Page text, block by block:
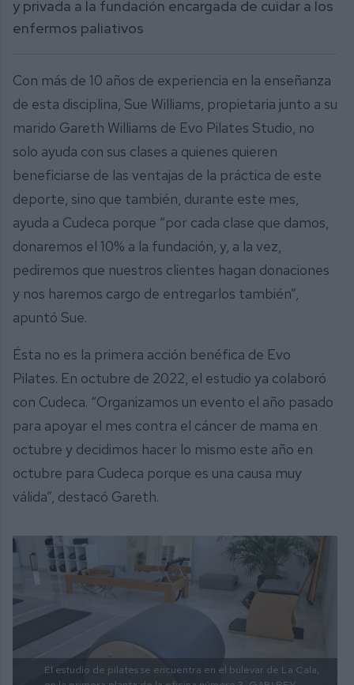
y privada a la fundación encargada de cuidar a los
enfermos paliativos
Con más de 10 años de experiencia en la enseñanza
de esta disciplina, Sue Williams, propietaria junto a su
marido Gareth Williams de Evo Pilates Studio, no
solo ayuda con sus clases a quienes quieren
beneficiarse de las ventajas de la práctica de este
deporte, sino que también, durante este mes,
ayuda a Cudeca porque “por cada clase que damos,
donaremos el 10% a la fundación, y, a la vez,
pediremos que nuestros clientes hagan donaciones
y nos haremos cargo de entregarlos también”,
apuntó Sue.
Ésta no es la primera acción benéfica de Evo
Pilates. En octubre de 2022, el estudio ya colaboró
con Cudeca. “Organizamos un evento el año pasado
para apoyar el mes contra el cáncer de mama en
octubre y decidimos hacer lo mismo este año en
octubre para Cudeca porque es una causa muy
válida”, destacó Gareth.
El estudio de pilates se encuentra en el bulevar de La Cala,